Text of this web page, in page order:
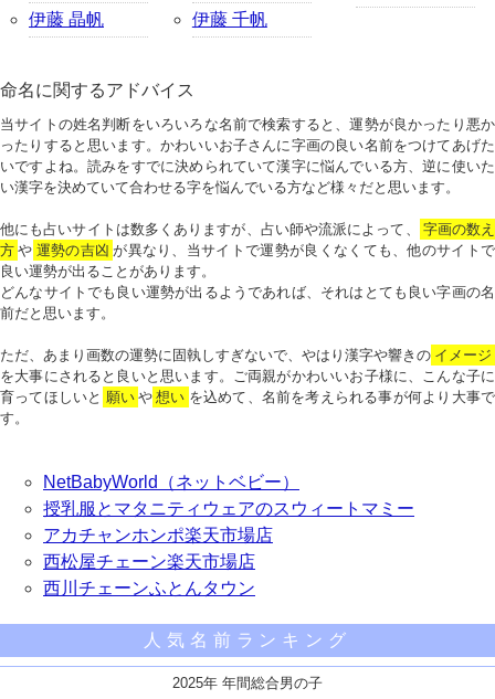
伊藤 晶帆
伊藤 千帆
命名に関するアドバイス
当サイトの姓名判断をいろいろな名前で検索すると、運勢が良かったり悪か
ったりすると思います。かわいいお子さんに字画の良い名前をつけてあげた
いですよね。読みをすでに決められていて漢字に悩んでいる方、逆に使いた
い漢字を決めていて合わせる字を悩んでいる方など様々だと思います。
他にも占いサイトは数多くありますが、占い師や流派によって、
字画の数え
方 や 運勢の吉凶 が異なり、当サイトで運勢が良くなくても、他のサイトで
良い運勢が出ることがあります。
どんなサイトでも良い運勢が出るようであれば、それはとても良い字画の名
前だと思います。
ただ、あまり画数の運勢に固執しすぎないで、やはり漢字や響きの イメージ
を大事にされると良いと思います。ご両親がかわいいお子様に、こんな子に
育ってほしいと 願い や 想い を込めて、名前を考えられる事が何より大事で
す。
NetBabyWorld（ネットベビー）
授乳服とマタニティウェアのスウィートマミー
アカチャンホンポ楽天市場店
西松屋チェーン楽天市場店
西川チェーンふとんタウン
人気名前ランキング
2025年 年間総合男の子